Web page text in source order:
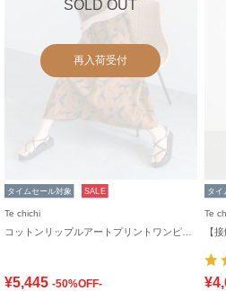
SOLD OUT
再入荷受付
タイムセール対象 SALE
Te chichi
¥5,445 -50%OFF-
タイ
Te